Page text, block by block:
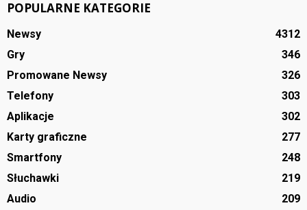
POPULARNE KATEGORIE
Newsy
4312
Gry
346
Promowane Newsy
326
Telefony
303
Aplikacje
302
Karty graficzne
277
Smartfony
248
Słuchawki
219
Audio
209